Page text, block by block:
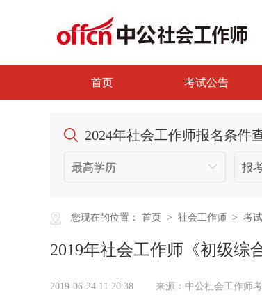
首页 考试公告
2024年社会工作师报名条件
您现在的位置： 首页 > 社会工作师 > 考
2019年社会工作师《初级综
2019-06-24 11:20:38 来源：中公社会工作师